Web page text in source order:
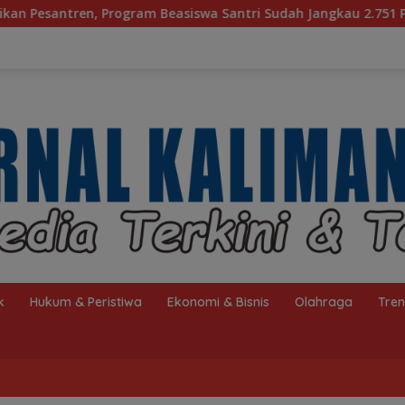
Santri Sudah Jangkau 2.751 Penerima Bagaimana
Hukum & Peristiwa Ekonomi & Bisnis Olahraga